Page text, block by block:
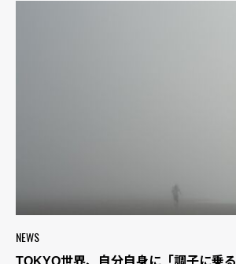
NEWS
TOKYO世界、自分自身に「調子に乗